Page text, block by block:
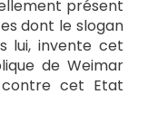
présent
dont le slogan
lui, invente cet
de Weimar
contre cet Etat